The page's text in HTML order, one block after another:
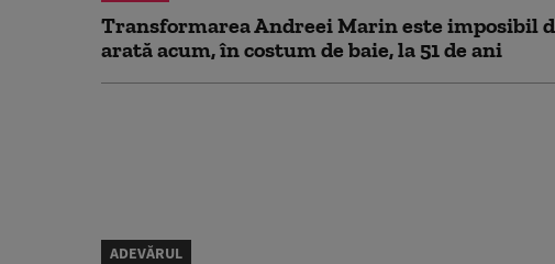
Transformarea Andreei Marin este imposibil
arată acum, în costum de baie, la 51 de ani
ADEVĂRUL